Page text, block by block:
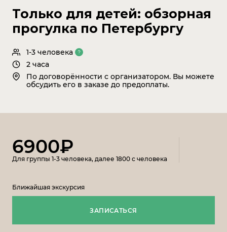
Только для детей: обзорная
прогулка по Петербургу
1-3 человека
2 часа
По договорённости с организатором. Вы можете
обсудить его в заказе до предоплаты.
6900₽
Для группы 1-3 человека, далее 1800 с человека
Ближайшая экскурсия
ЗАПИСАТЬСЯ